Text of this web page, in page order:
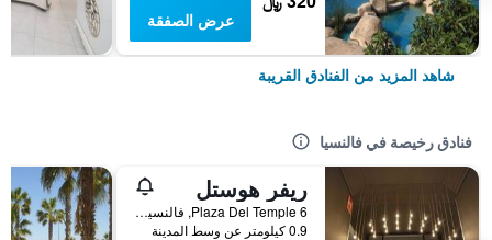
عرض الصفقة
شاهد المزيد من الفنادق القريبة
فنادق رخيصة في فالنسيا
ريفر هوستل
Plaza Del Temple 6, فالنسيا, منطقة بلنسية, أسبانيا
0.9 كيلومتر عن وسط المدينة